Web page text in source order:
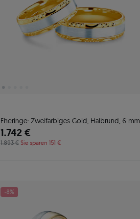
Eheringe: Zweifarbiges Gold, Halbrund, 6 mm
1.742 €
1.893 € Sie sparen 151 €
-8%